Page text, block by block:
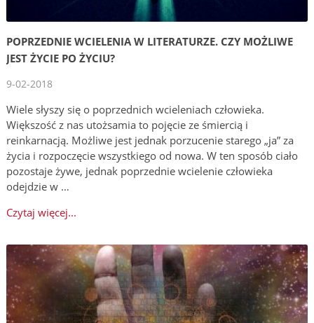
POPRZEDNIE WCIELENIA W LITERATURZE. CZY MOŻLIWE
JEST ŻYCIE PO ŻYCIU?
9-02-2018
Wiele słyszy się o poprzednich wcieleniach człowieka.
Większość z nas utożsamia to pojęcie ze śmiercią i
reinkarnacją. Możliwe jest jednak porzucenie starego „ja” za
życia i rozpoczęcie wszystkiego od nowa. W ten sposób ciało
pozostaje żywe, jednak poprzednie wcielenie człowieka
odejdzie w …
Czytaj więcej...